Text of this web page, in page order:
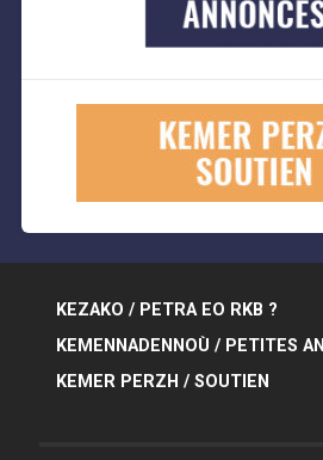
KEZAKO / PETRA EO RKB ?
KEMENNADENNOÙ / PETITES
KEMER PERZH / SOUTIEN